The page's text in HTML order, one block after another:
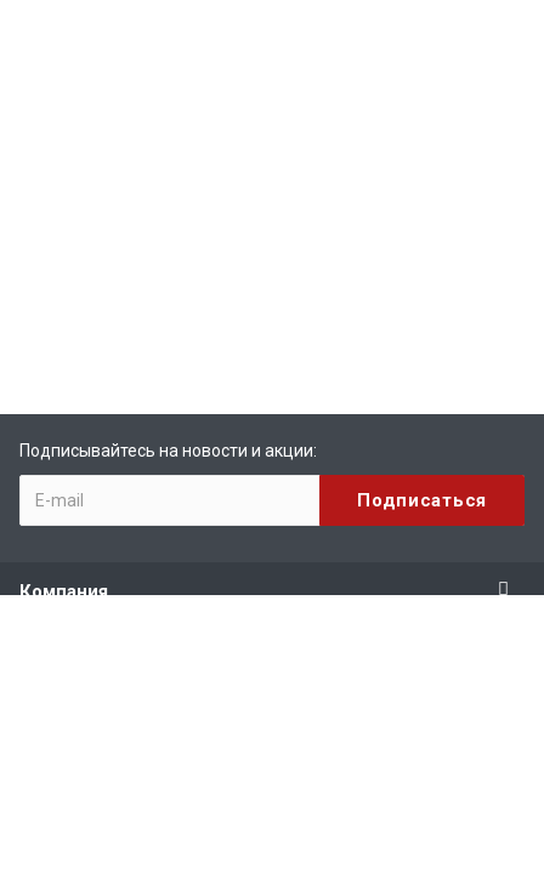
Подписывайтесь на новости и акции:
Компания